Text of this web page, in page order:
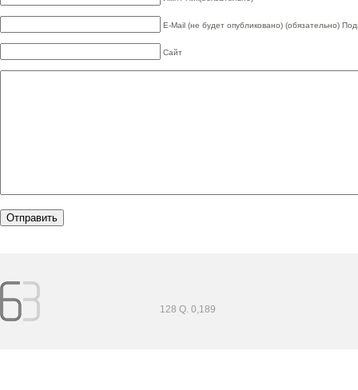
E-Mail (не будет опубликовано) (обязательно)
Сайт
128 Q. 0,189